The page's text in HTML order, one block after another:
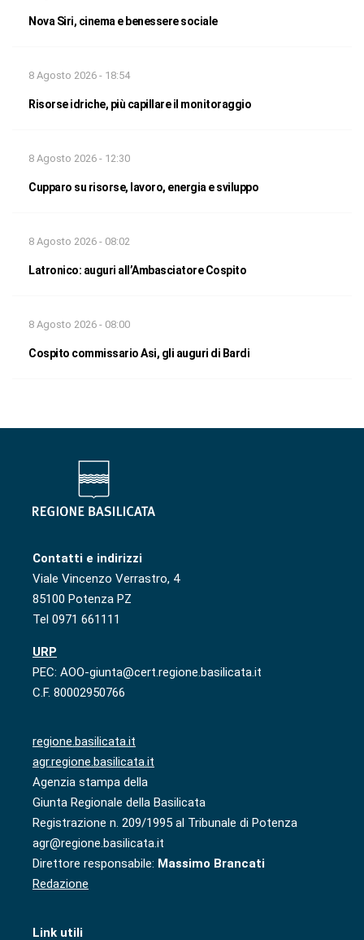
Nova Siri, cinema e benessere sociale
8 Agosto 2026 - 18:54
Risorse idriche, più capillare il monitoraggio
8 Agosto 2026 - 12:30
Cupparo su risorse, lavoro, energia e sviluppo
8 Agosto 2026 - 08:02
Latronico: auguri all’Ambasciatore Cospito
8 Agosto 2026 - 08:00
Cospito commissario Asi, gli auguri di Bardi
Contatti e indirizzi
Viale Vincenzo Verrastro, 4
85100 Potenza PZ
Tel 0971 661111
URP
PEC: AOO-giunta@cert.regione.basilicata.it
C.F. 80002950766
regione.basilicata.it
agr.regione.basilicata.it
Agenzia stampa della
Giunta Regionale della Basilicata
Registrazione n. 209/1995 al Tribunale di Potenza
agr@regione.basilicata.it
Direttore responsabile: Massimo Brancati
Redazione
Link utili